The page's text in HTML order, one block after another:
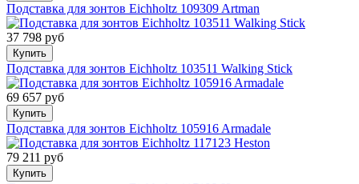
Подставка для зонтов Eichholtz 109309 Artman
37 798 руб
Купить
Подставка для зонтов Eichholtz 103511 Walking Stick
69 657 руб
Купить
Подставка для зонтов Eichholtz 105916 Armadale
79 211 руб
Купить